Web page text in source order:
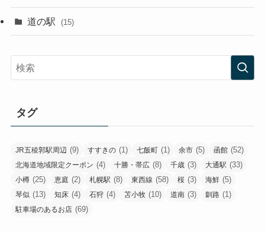
道の駅 (15)
タグ
JR五稜郭駅周辺 (9) すすきの (1) 七飯町 (1) 余市 (5) 函館 (52)
北海道地域限定クーポン (4) 十勝・帯広 (8) 千歳 (3) 大通駅 (33)
小樽 (25) 恵庭 (2) 札幌駅 (8) 東西線 (58) 桜 (3) 海鮮 (5)
琴似 (13) 知床 (4) 石狩 (4) 苫小牧 (10) 道南 (3) 釧路 (1)
駐車場のあるお店 (69)